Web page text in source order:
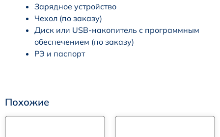
Зарядное устройство
Чехол (по заказу)
Диск или USB-накопитель с программным
обеспечением (по заказу)
РЭ и паспорт
Похожие